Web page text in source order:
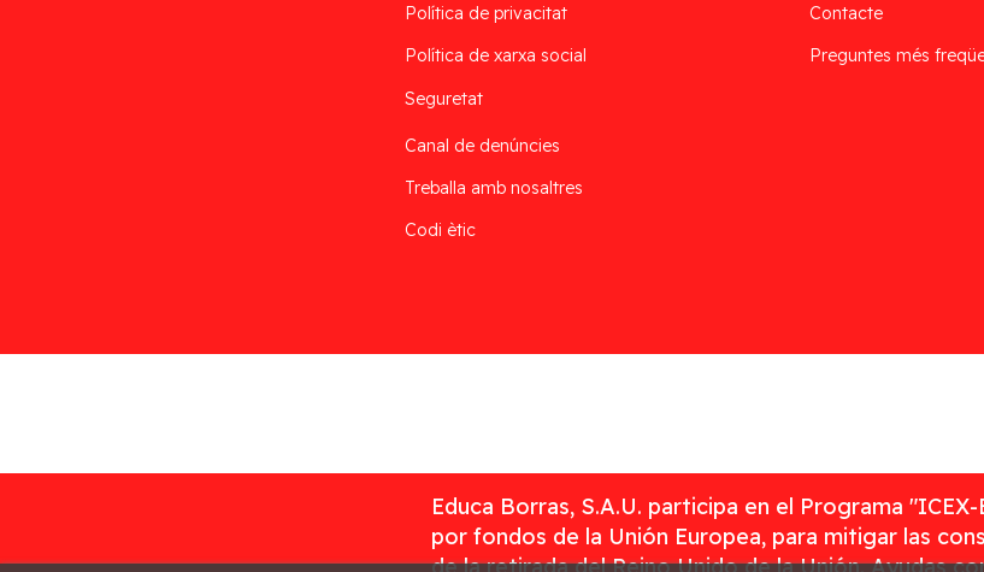
Política de privacitat
Política de xarxa social
Seguretat
Canal de denúncies
Treballa amb nosaltres
Codi ètic
Contacte
Preguntes més
Educa Borras, S.A.U. participa en el Programa
por fondos de la Unión Europea, para mitigar las